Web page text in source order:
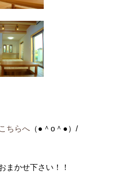
ちらへ （●＾o＾●）/
まかせ下さい！！